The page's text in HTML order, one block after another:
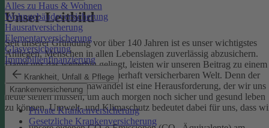
Alles zu Haus & Wohnen
Wohngebäudeversicherung
Hausratversicherung
Elementarversicherung
Glasversicherung
Immobilienfinanzierung
Krankheit, Unfall & Pflege
Krankenversicherung
Private Krankenversicherung
Gesetzliche Krankenversicherung
Unser Leitbild
Seit unserer Gründung vor über 140 Jahren ist es unser wichtigstes
Anliegen, Menschen in allen Lebenslagen zuverlässig abzusichern.
Damit uns das weiterhin gelingt, leisten wir unseren Beitrag zu einem
gesunden Klima und einer dauerhaft versicherbaren Welt. Denn der
menschgemachte Klimawandel ist eine Herausforderung, der wir uns
heute stellen müssen, um auch morgen noch sicher und gesund leben
zu können.Umwelt- und Klimaschutz bedeutet dabei für uns, dass